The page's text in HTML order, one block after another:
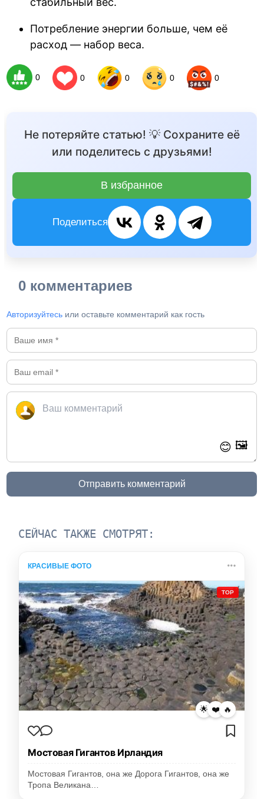
Потребление энергии больше, чем её
расход — набор веса.
0 0 0 0 0
Не потеряйте статью! 💡 Сохраните её
или поделитесь с друзьями!
В избранное
Поделиться
0 комментариев
Авторизуйтесь или оставьте комментарий как гость
😊 🖼️
Отправить комментарий
СЕЙЧАС ТАКЖЕ СМОТРЯТ:
КРАСИВЫЕ ФОТО
TOP
🌟 ❤️ 🔥
Мостовая Гигантов Ирландия
Мостовая Гигантов, она же Дорога Гигантов, она же
Тропа Великана…